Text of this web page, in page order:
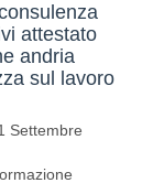
attestato
andria
sul lavoro
Settembre